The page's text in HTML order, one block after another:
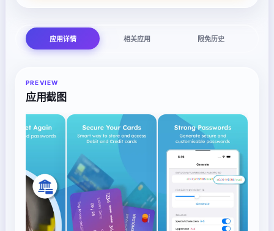
应用详情 相关应用 限免历史
PREVIEW
应用截图